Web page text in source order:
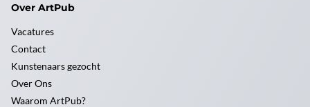
Over ArtPub
Vacatures
Contact
Kunstenaars gezocht
Over Ons
Waarom ArtPub?